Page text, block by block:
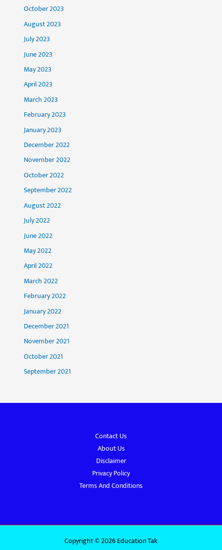
October 2023
August 2023
July 2023
June 2023
May 2023
April 2023
March 2023
February 2023
January 2023
December 2022
November 2022
October 2022
September 2022
August 2022
July 2022
June 2022
May 2022
April 2022
March 2022
February 2022
January 2022
December 2021
November 2021
October 2021
September 2021
Contact Us
About Us
Disclaimer
Privacy Policy
Terms And Conditions
Copyright © 2026 Education Tak